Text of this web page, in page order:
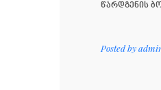
წარდგენის
Posted by